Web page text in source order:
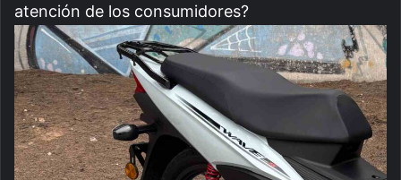
atención de los consumidores?